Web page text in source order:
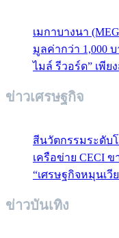
เมกาบางนา
มูลค่ากว่า 1,000
ไมล์ รีวอร์ด” เพีย
ข่าวเศรษฐกิจ
สีนวัตกรรมระดับ
เครือข่าย CECI
“เศรษฐกิจหมุนเวี
ข่าวบันเทิง